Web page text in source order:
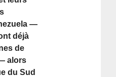
—
déjà
de
alors
du Sud